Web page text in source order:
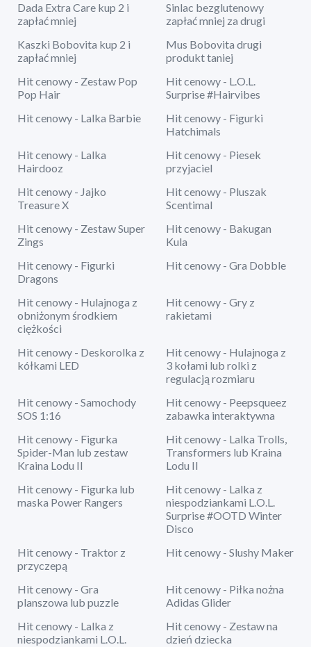
Dada Extra Care kup 2 i
zapłać mniej
Sinlac bezglutenowy
zapłać mniej za drugi
Kaszki Bobovita kup 2 i
zapłać mniej
Mus Bobovita drugi
produkt taniej
Hit cenowy - Zestaw Pop
Pop Hair
Hit cenowy - L.O.L.
Surprise #Hairvibes
Hit cenowy - Lalka Barbie
Hit cenowy - Figurki
Hatchimals
Hit cenowy - Lalka
Hairdooz
Hit cenowy - Piesek
przyjaciel
Hit cenowy - Jajko
Treasure X
Hit cenowy - Pluszak
Scentimal
Hit cenowy - Zestaw Super
Zings
Hit cenowy - Bakugan
Kula
Hit cenowy - Figurki
Dragons
Hit cenowy - Gra Dobble
Hit cenowy - Hulajnoga z
obniżonym środkiem
ciężkości
Hit cenowy - Gry z
rakietami
Hit cenowy - Deskorolka z
kółkami LED
Hit cenowy - Hulajnoga z
3 kołami lub rolki z
regulacją rozmiaru
Hit cenowy - Samochody
SOS 1:16
Hit cenowy - Peepsqueez
zabawka interaktywna
Hit cenowy - Figurka
Spider-Man lub zestaw
Kraina Lodu II
Hit cenowy - Lalka Trolls,
Transformers lub Kraina
Lodu II
Hit cenowy - Figurka lub
maska Power Rangers
Hit cenowy - Lalka z
niespodziankami L.O.L.
Surprise #OOTD Winter
Disco
Hit cenowy - Traktor z
przyczepą
Hit cenowy - Slushy Maker
Hit cenowy - Gra
planszowa lub puzzle
Hit cenowy - Piłka nożna
Adidas Glider
Hit cenowy - Lalka z
niespodziankami L.O.L.
Hit cenowy - Zestaw na
dzień dziecka